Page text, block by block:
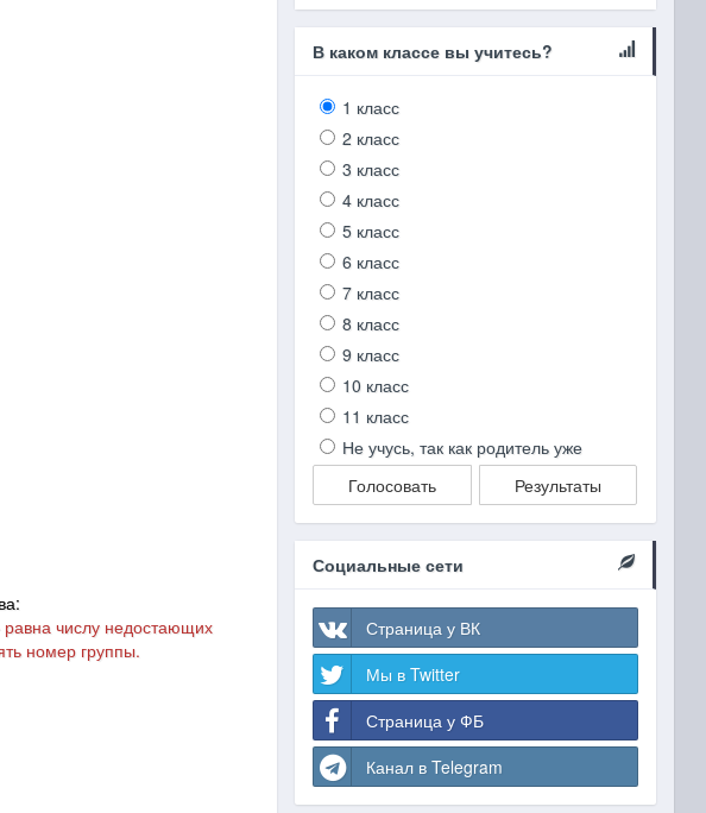
числу недостающих
номер группы.
В каком классе вы учитесь?
1 класс
2 класс
3 класс
4 класс
5 класс
6 класс
7 класс
8 класс
9 класс
10 класс
11 класс
Не учусь, так как родитель уже
Голосовать
Результаты
Социальные сети
Страница у ВК
Мы в Twitter
Страница у ФБ
Канал в Telegram